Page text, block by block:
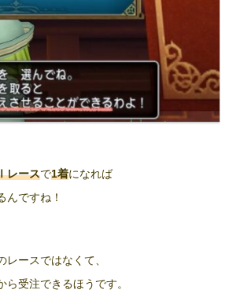
レースで1着になれば
んですね！
レースではなくて、
受注できるほうです。